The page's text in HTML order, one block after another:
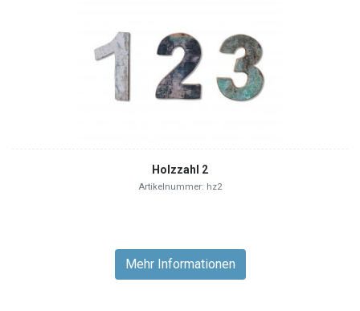
Holzzahl 2
Artikelnummer: hz2
Mehr Informationen